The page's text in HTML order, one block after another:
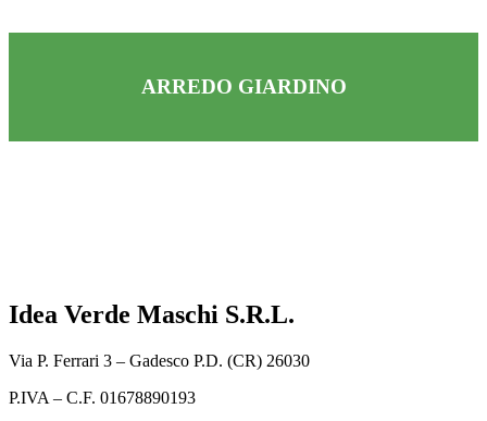
ARREDO GIARDINO
Idea Verde Maschi S.R.L.
Via P. Ferrari 3 – Gadesco P.D. (CR) 26030
P.IVA – C.F. 01678890193